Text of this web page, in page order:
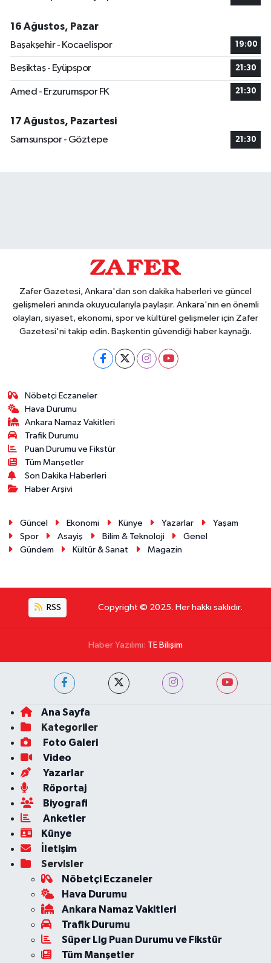
16 Ağustos, Pazar
Başakşehir - Kocaelispor
19:00
Beşiktaş - Eyüpspor 21:30
Amed - Erzurumspor FK 21:30
17 Ağustos, Pazartesi
Samsunspor - Göztepe
21:30
Zafer Gazetesi, Ankara'dan son dakika haberleri ve güncel
gelişmeleri anında okuyucularıyla paylaşır. Ankara'nın en önemli
olayları, siyaset, ekonomi, spor ve kültürel gelişmeler için Zafer
Gazetesi'ni takip edin. Başkentin güvendiği haber kaynağı.
Nöbetçi Eczaneler
Hava Durumu
Ankara Namaz Vakitleri
Trafik Durumu
Puan Durumu ve Fikstür
Tüm Manşetler
Son Dakika Haberleri
Haber Arşivi
Güncel Ekonomi Künye Yazarlar
Yaşam
Spor
Asayiş Bilim & Teknoloji
Genel
Gündem
Kültür & Sanat Magazin
RSS Copyright © 2025. Her hakkı saklıdır.
Haber Yazılımı: TE Bilişim
Ana Sayfa
Kategoriler
Foto Galeri
Video
Yazarlar
Röportaj
Biyografi
Anketler
Künye
İletişim
Servisler
Nöbetçi Eczaneler
Hava Durumu
Ankara Namaz Vakitleri
Trafik Durumu
Süper Lig Puan Durumu ve Fikstür
Tüm Manşetler